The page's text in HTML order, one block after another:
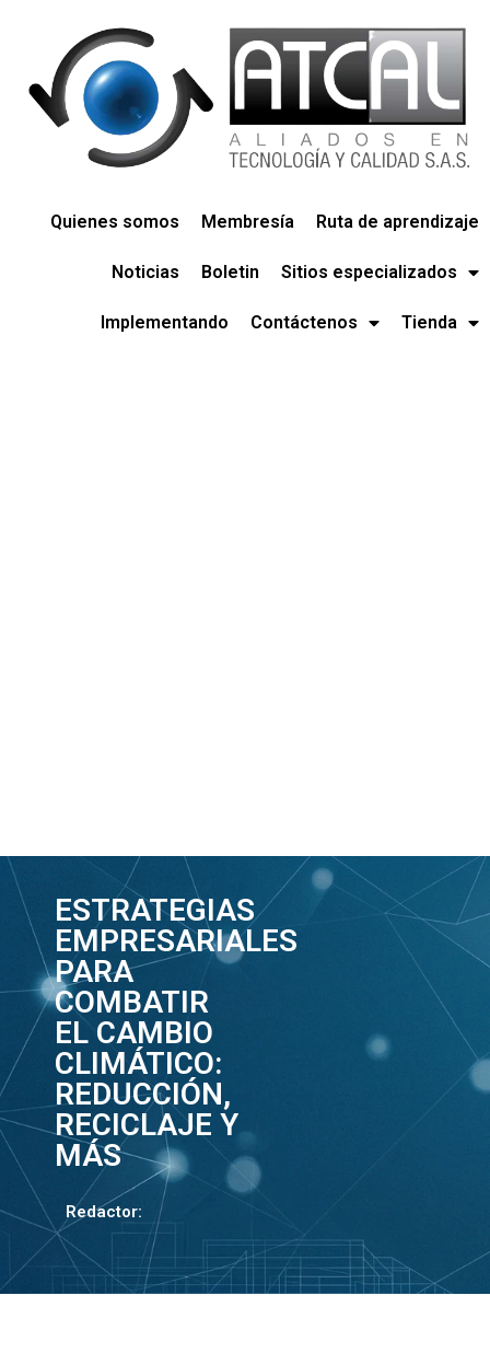
Quienes somos Membresía Ruta de aprendizaje
Noticias Boletin Sitios especializados
Implementando Contáctenos Tienda
ESTRATEGIAS
EMPRESARIALES
PARA
COMBATIR
EL CAMBIO
CLIMÁTICO:
REDUCCIÓN,
RECICLAJE Y
MÁS
Redactor: